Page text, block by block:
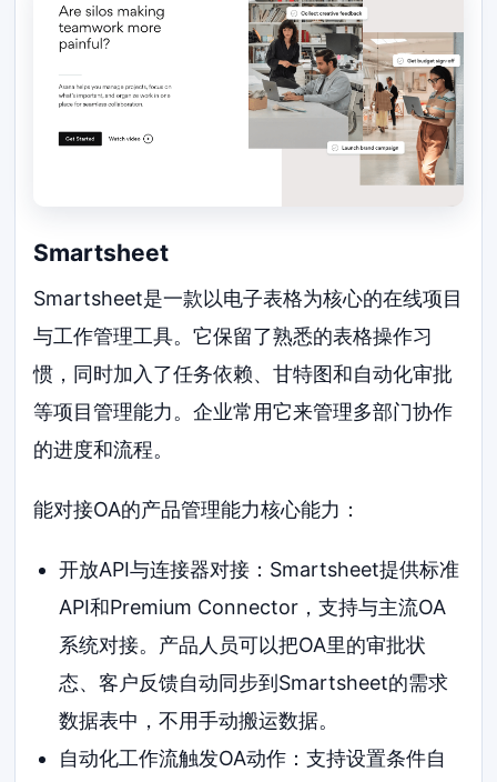
Smartsheet
Smartsheet是一款以电子表格为核心的在线项目
与工作管理工具。它保留了熟悉的表格操作习
惯，同时加入了任务依赖、甘特图和自动化审批
等项目管理能力。企业常用它来管理多部门协作
的进度和流程。
能对接OA的产品管理能力核心能力：
开放API与连接器对接：Smartsheet提供标准
API和Premium Connector，支持与主流OA
系统对接。产品人员可以把OA里的审批状
态、客户反馈自动同步到Smartsheet的需求
数据表中，不用手动搬运数据。
自动化工作流触发OA动作：支持设置条件自